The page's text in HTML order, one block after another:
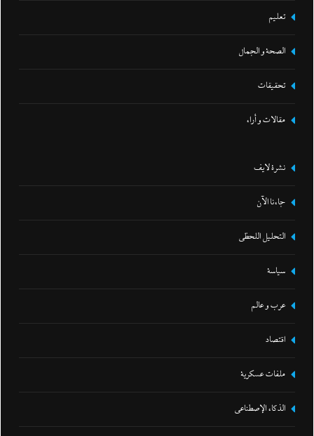
تعليم
الصحة و الجمال
تحقيقات
مقالات و أراء
نشرة لايف
جاءنا الآن
التحليل اللحظي
سياسة
عرب و عالم
اقتصاد
ملفات عسكرية
الذكاء الإصطناعي